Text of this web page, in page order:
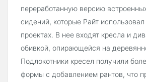
переработанную версию
сидений, которые Райт
проектах. В нее входят кресла и
обивкой, опирающейся на
Подлокотники кресел получили
формы с добавлением рантов, что